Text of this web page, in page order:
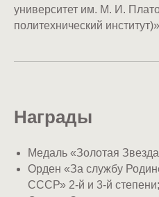
университет им. М. И.
политехнический
Награды
Медаль «Золотая
Орден «За службу
СССР» 2-й и 3-й степени;